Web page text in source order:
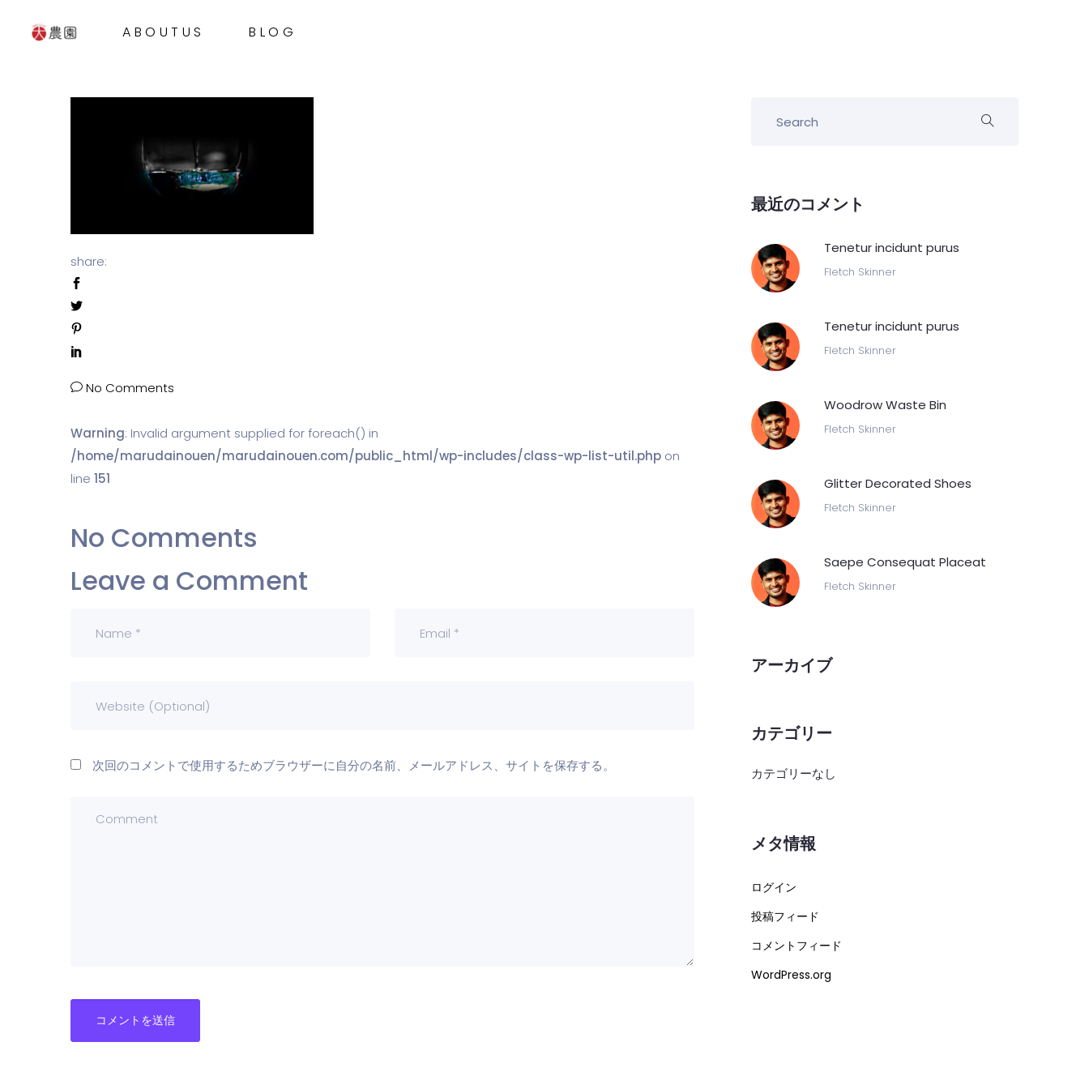
ABOUTUS BLOG
share:
No Comments
Warning: Invalid argument supplied for foreach() in
/home/marudainouen/marudainouen.com/public_html/wp-includes/class-wp-list-util.php on
line 151
No Comments
Leave a Comment
次回のコメントで使用するためブラウザーに自分の名前、メールアドレス、サイトを保存する。
最近のコメント
Tenetur incidunt purus
Fletch Skinner
Tenetur incidunt purus
Fletch Skinner
Woodrow Waste Bin
Fletch Skinner
Glitter Decorated Shoes
Fletch Skinner
Saepe Consequat Placeat
Fletch Skinner
アーカイブ
カテゴリー
カテゴリーなし
メタ情報
ログイン
投稿フィード
コメントフィード
WordPress.org